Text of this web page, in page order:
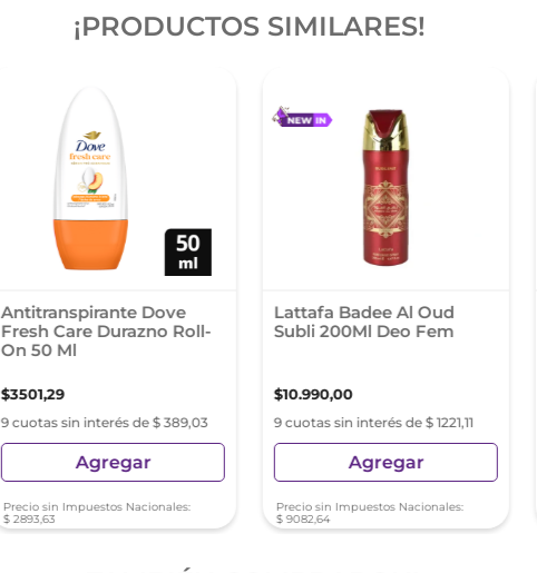
¡PRODUCTOS SIMILARES!
Antitranspirante Dove
Fresh Care Durazno Roll-
On 50 Ml
$3501,29
9 cuotas sin interés de $ 389,03
Agregar
Precio sin Impuestos Nacionales:
$ 2893,63
Lattafa Badee Al Oud
Subli 200Ml Deo Fem
$10.990,00
9 cuotas sin interés de $ 1221,11
Agregar
Precio sin Impuestos Nacionales:
$ 9082,64